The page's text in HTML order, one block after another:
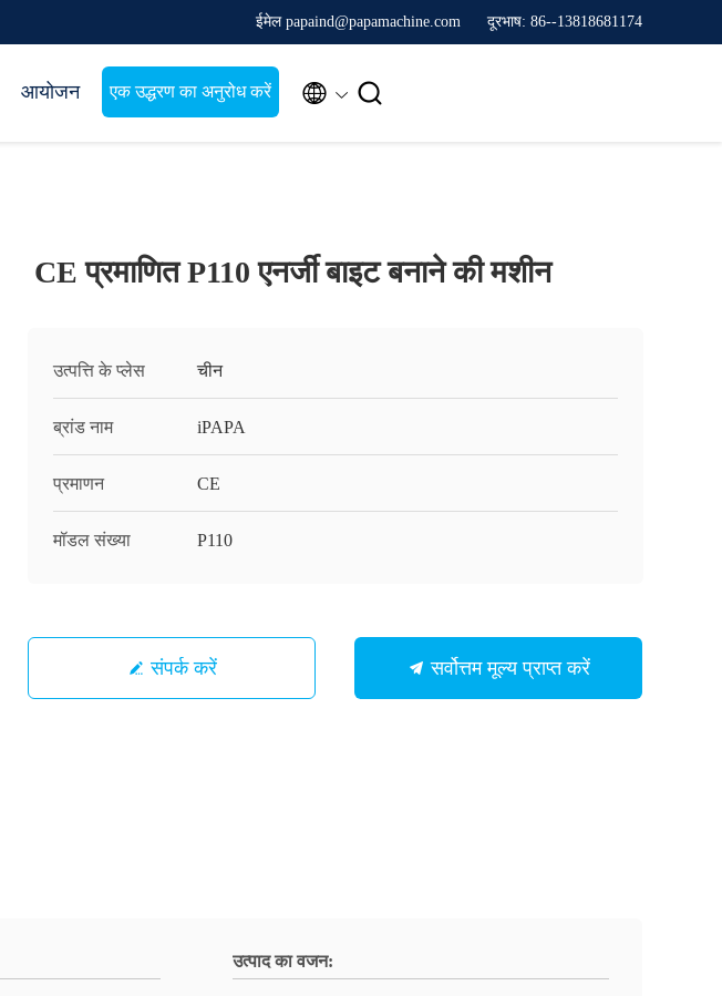
ईमेल papaind@papamachine.com दूरभाष: 86--13818681174
आयोजन एक उद्धरण का अनुरोध करें  
CE प्रमाणित P110 एनर्जी बाइट बनाने की मशीन
उत्पत्ति के प्लेस चीन
ब्रांड नाम iPAPA
प्रमाणन CE
मॉडल संख्या P110
संपर्क करें सर्वोत्तम मूल्य प्राप्त करें
उत्पाद का वजन: